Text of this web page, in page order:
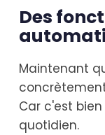
Des
Maintenant
Car c'est
quotidien.